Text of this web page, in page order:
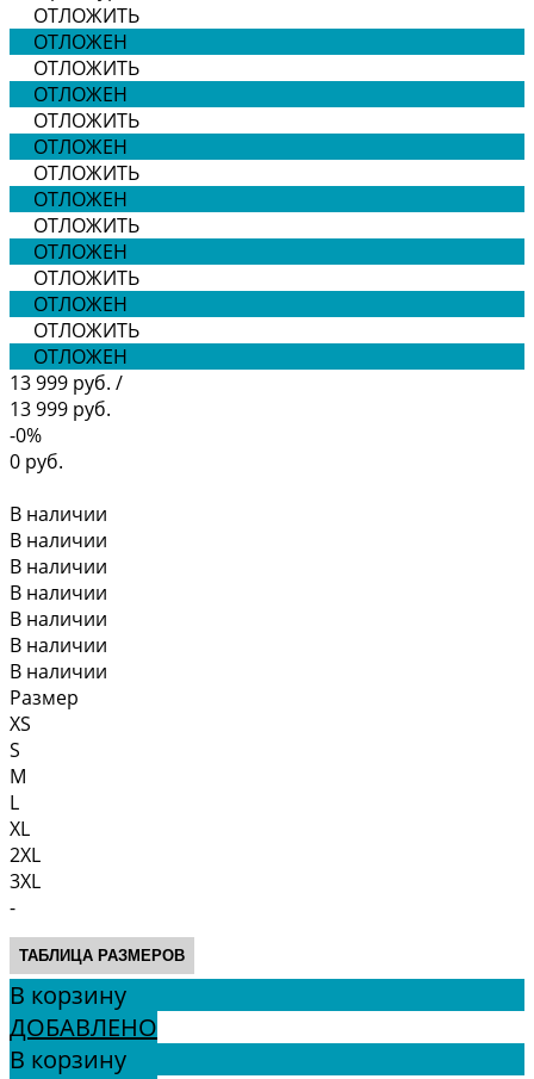
ОТЛОЖИТЬ
ОТЛОЖЕН
ОТЛОЖИТЬ
ОТЛОЖЕН
ОТЛОЖИТЬ
ОТЛОЖЕН
ОТЛОЖИТЬ
ОТЛОЖЕН
ОТЛОЖИТЬ
ОТЛОЖЕН
ОТЛОЖИТЬ
ОТЛОЖЕН
ОТЛОЖИТЬ
ОТЛОЖЕН
13 999 руб. /
13 999 руб.
-0%
0 руб.
В наличии
В наличии
В наличии
В наличии
В наличии
В наличии
В наличии
Размер
XS
S
M
L
XL
2XL
3XL
-
ТАБЛИЦА РАЗМЕРОВ
В корзину
ДОБАВЛЕНО
В корзину